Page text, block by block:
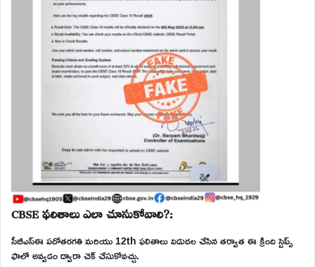
CBSE ఫలితాలు ఎలా చూసుకోవాలి?:
సీబీఎస్ఈ పదోతరగతి మరియు 12th ఫలితాలు విడుదల చేసిన తర్వాత ఈ క్రింది స్టెప్స్
ఫాలో అవ్వడం ద్వారా చెక్ చేసుకోవచ్చు.